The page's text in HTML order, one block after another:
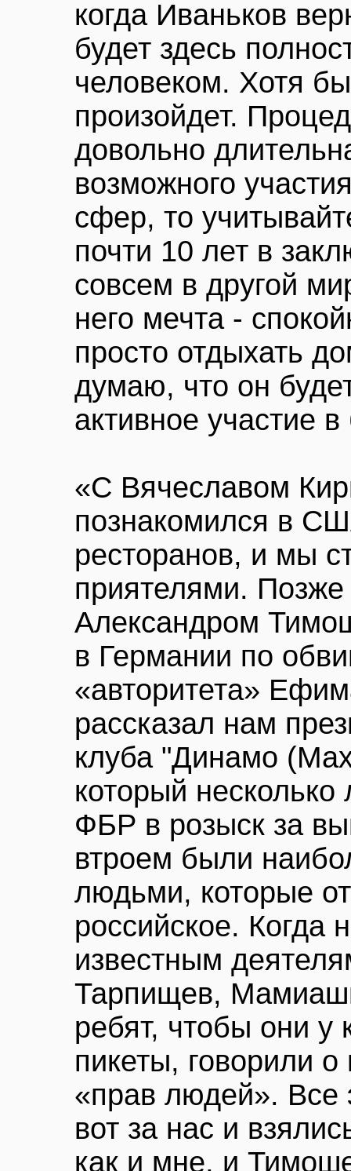
когда Иваньков
будет здесь
человеком. Хотя
произойдет.
довольно
возможного
сфер, то
почти 10 лет в
совсем в другой
него мечта -
просто отдыхать
думаю, что он
активное участие
«С Вячеславом
познакомился в
ресторанов, и мы
приятелями.
Александром
в Германии по
«авторитета»
рассказал нам
клуба "Динамо
который
ФБР в розыск за
втроем были
людьми, которые
российское. Когда
известным
Тарпищев,
ребят, чтобы они у
пикеты, говорили
«прав людей». Все
вот за нас и
как и мне, и